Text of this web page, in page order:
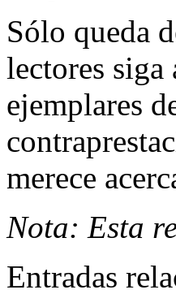
Sólo queda
lectores siga
ejemplares
merece
Nota: Esta
Entradas